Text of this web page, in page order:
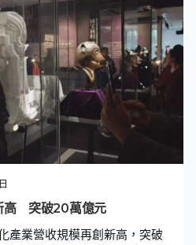
高 突破20萬億元
產業營收規模再創新高，突破